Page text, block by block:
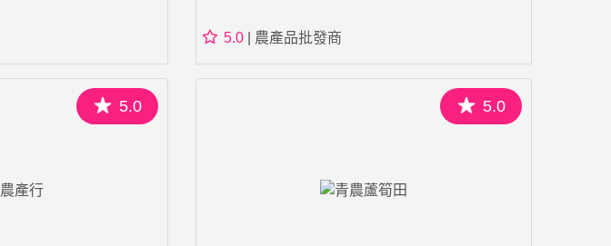
5.0 | 農產品批發商
5.0 5.0